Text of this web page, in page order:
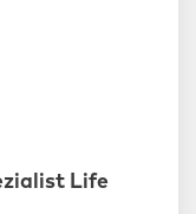
Life